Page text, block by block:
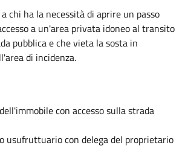
chi ha la necessità di aprire un passo
a un'area privata idoneo al transito
pubblica e che vieta la sosta in
di incidenza.
con accesso sulla strada
usufruttuario con delega del proprietario